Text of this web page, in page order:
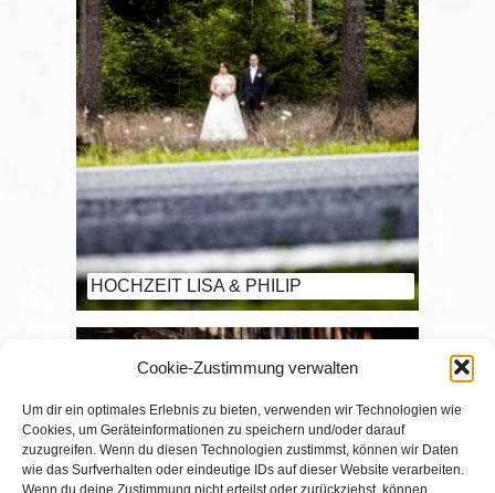
Cookie-Zustimmung verwalten
Um dir ein optimales Erlebnis zu bieten, verwenden wir Technologien wie
Cookies, um Geräteinformationen zu speichern und/oder darauf
zuzugreifen. Wenn du diesen Technologien zustimmst, können wir Daten
wie das Surfverhalten oder eindeutige IDs auf dieser Website verarbeiten.
Wenn du deine Zustimmung nicht erteilst oder zurückziehst, können
HOCHZEIT LISA & PHILIP